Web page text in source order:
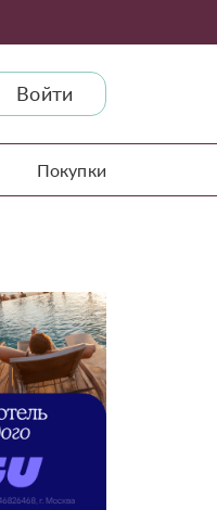
Войти
Покупки